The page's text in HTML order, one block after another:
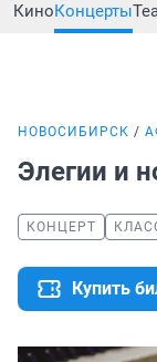
КиноКонцерты
НОВОСИБИРСК
Элегии и
КОНЦЕРТ
Купить